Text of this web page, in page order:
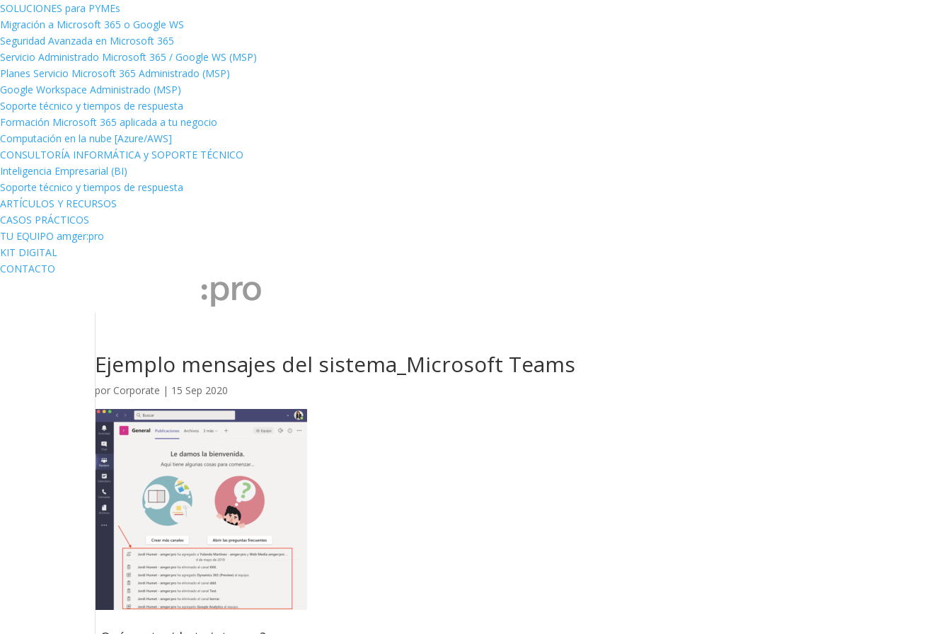
SOLUCIONES para PYMEs
Migración a Microsoft 365 o Google WS
Seguridad Avanzada en Microsoft 365
Servicio Administrado Microsoft 365 / Google WS (MSP)
Planes Servicio Microsoft 365 Administrado (MSP)
Google Workspace Administrado (MSP)
Soporte técnico y tiempos de respuesta
Formación Microsoft 365 aplicada a tu negocio
Computación en la nube [Azure/AWS]
CONSULTORÍA INFORMÁTICA y SOPORTE TÉCNICO
Inteligencia Empresarial (BI)
Soporte técnico y tiempos de respuesta
ARTÍCULOS Y RECURSOS
CASOS PRÁCTICOS
TU EQUIPO amger:pro
KIT DIGITAL
CONTACTO
Ejemplo mensajes del sistema_Microsoft Teams
por Corporate | 15 Sep 2020